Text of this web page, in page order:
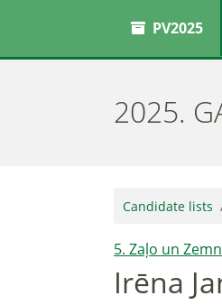
PV2025
2025.
Candidate lists
5. Zaļo un
Irēna